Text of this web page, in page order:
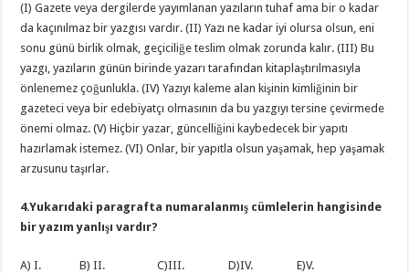
(I) Gazete veya dergilerde yayımlanan yazıların tuhaf ama bir o kadar
da kaçınılmaz bir yazgısı vardır. (II) Yazı ne kadar iyi olursa olsun, eni
sonu günü birlik olmak, geçiciliğe teslim olmak zorunda kalır. (III) Bu
yazgı, yazıların günün birinde yazarı tarafından kitaplaştırılmasıyla
önlenemez çoğunlukla. (IV) Yazıyı kaleme alan kişinin kimliğinin bir
gazeteci veya bir edebiyatçı olmasının da bu yazgıyı tersine çevirmede
önemi olmaz. (V) Hiçbir yazar, güncelliğini kaybedecek bir yapıtı
hazırlamak istemez. (VI) Onlar, bir yapıtla olsun yaşamak, hep yaşamak
arzusunu taşırlar.
4.Yukarıdaki paragrafta numaralanmış cümlelerin hangisinde
bir yazım yanlışı vardır?
A) I. B) II. C)III. D)IV. E)V.